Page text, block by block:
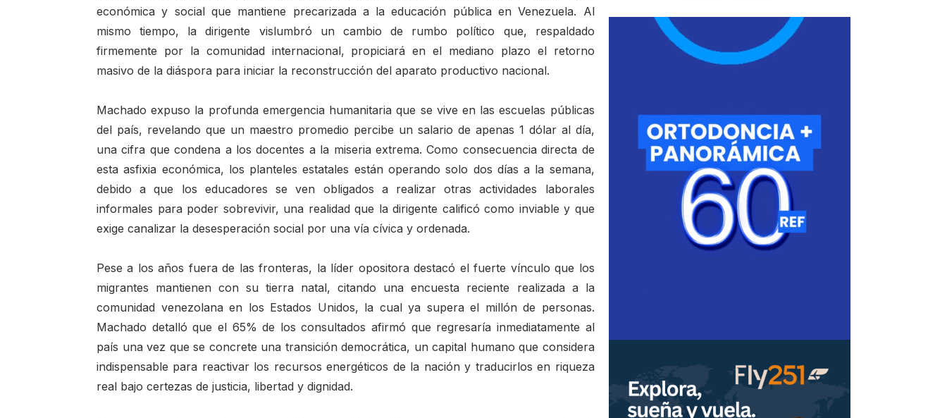
económica y social que mantiene precarizada a la educación pública en Venezuela. Al
mismo tiempo, la dirigente vislumbró un cambio de rumbo político que, respaldado
firmemente por la comunidad internacional, propiciará en el mediano plazo el retorno
masivo de la diáspora para iniciar la reconstrucción del aparato productivo nacional.
Machado expuso la profunda emergencia humanitaria que se vive en las escuelas públicas
del país, revelando que un maestro promedio percibe un salario de apenas 1 dólar al día,
una cifra que condena a los docentes a la miseria extrema. Como consecuencia directa de
esta asfixia económica, los planteles estatales están operando solo dos días a la semana,
debido a que los educadores se ven obligados a realizar otras actividades laborales
informales para poder sobrevivir, una realidad que la dirigente calificó como inviable y que
exige canalizar la desesperación social por una vía cívica y ordenada.
Pese a los años fuera de las fronteras, la líder opositora destacó el fuerte vínculo que los
migrantes mantienen con su tierra natal, citando una encuesta reciente realizada a la
comunidad venezolana en los Estados Unidos, la cual ya supera el millón de personas.
Machado detalló que el 65% de los consultados afirmó que regresaría inmediatamente al
país una vez que se concrete una transición democrática, un capital humano que considera
indispensable para reactivar los recursos energéticos de la nación y traducirlos en riqueza
real bajo certezas de justicia, libertad y dignidad.